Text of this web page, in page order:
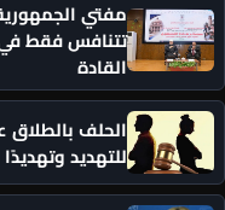
مفتي
تتنافس فقط في
القادة
الحلف بالطلاق
للتهديد